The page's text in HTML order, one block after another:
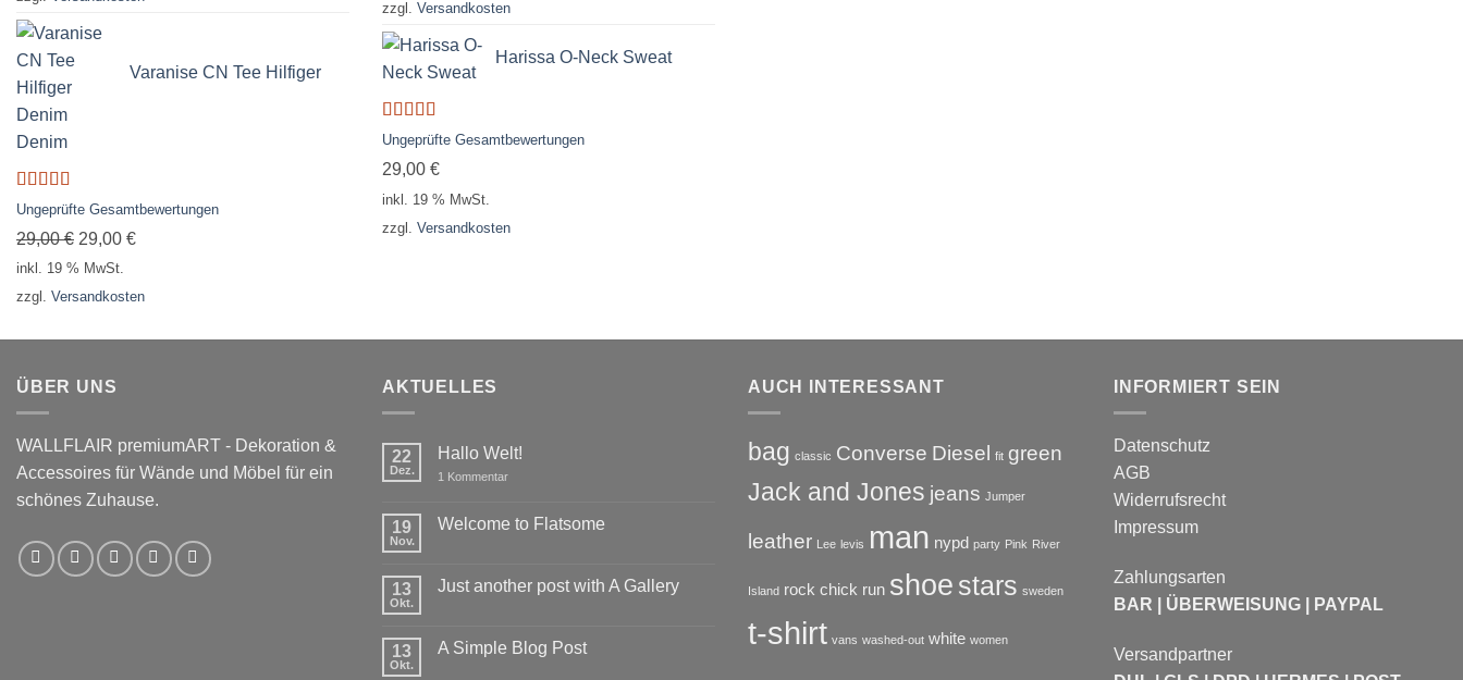
Varanise CN Tee Hilfiger
Denim
Bewertet
mit 3.50
von 5
Ungeprüfte Gesamtbewertungen
29,00€ Ursprünglicher
Preis
war:
29,00 €Aktueller
ist:
inkl. 19 % MwSt.
zzgl. Versandkosten
zzgl. Versandkosten
Harissa O-Neck Sweat
Bewertet
mit 4.00
von 5
Ungeprüfte Gesamtbewertungen
29,00 €
inkl. 19 % MwSt.
zzgl. Versandkosten
ÜBER UNS
WALLFLAIR premiumART - Dekoration &
Accessoires für Wände und Möbel für ein
schönes Zuhause.
AKTUELLES
22
Dez.
Hallo Welt!
1 Kommentarzu
19
Nov.
Welcome to Flatsome
Welcome
13
Okt.
Just another post with A Gallery
Just
13
Okt.
A Simple Blog Post
AUCH INTERESSANT
bag classic Converse Diesel fit green
Jack and Jones jeans Jumper
leather Lee levis man nypd party Pink River
Island rock chick run shoe stars sweden
t-shirt vans washed-out white women
INFORMIERT SEIN
Datenschutz
AGB
Widerrufsrecht
Impressum
Zahlungsarten
BAR | ÜBERWEISUNG | PAYPAL
Versandpartner